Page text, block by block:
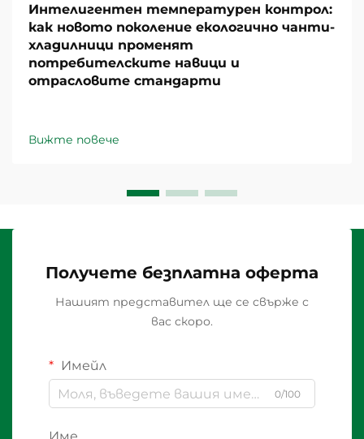
Интелигентен температурен контрол:
как новото поколение екологично чанти-
хладилници променят
потребителските навици и
отрасловите стандарти
Вижте повече
Получете безплатна оферта
Нашият представител ще се свърже с
вас скоро.
Имейл
0/100